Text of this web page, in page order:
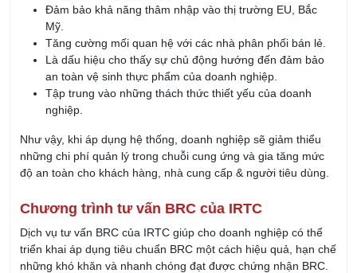
Đảm bảo khả năng thâm nhập vào thị trường EU, Bắc
Mỹ.
Tăng cường mối quan hệ với các nhà phân phối bán lẻ.
Là dấu hiệu cho thấy sự chủ động hướng đến đảm bảo
an toàn vệ sinh thực phẩm của doanh nghiệp.
Tập trung vào những thách thức thiết yếu của doanh
nghiệp.
Như vậy, khi áp dụng hệ thống, doanh nghiệp sẽ giảm thiểu
những chi phí quản lý trong chuỗi cung ứng và gia tăng mức
độ an toàn cho khách hàng, nhà cung cấp & người tiêu dùng.
Chương trình tư vấn BRC của IRTC
Dịch vụ tư vấn BRC của IRTC giúp cho doanh nghiệp có thể
triển khai áp dụng tiêu chuẩn BRC một cách hiệu quả, hạn chế
những khó khăn và nhanh chóng đạt được chứng nhận BRC.